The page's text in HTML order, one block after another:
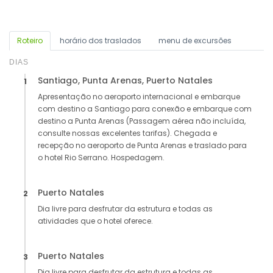
Roteiro horário dos traslados menu de excursões
DIAS
1 Santiago, Punta Arenas, Puerto Natales
Apresentação no aeroporto internacional e embarque
com destino a Santiago para conexão e embarque com
destino a Punta Arenas (Passagem aérea não incluída,
consulte nossas excelentes tarifas). Chegada e
recepção no aeroporto de Punta Arenas e traslado para
o hotel Rio Serrano. Hospedagem.
2 Puerto Natales
Dia livre para desfrutar da estrutura e todas as
atividades que o hotel oferece.
3 Puerto Natales